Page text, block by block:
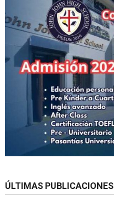
ÚLTIMAS PUBLICACIONES